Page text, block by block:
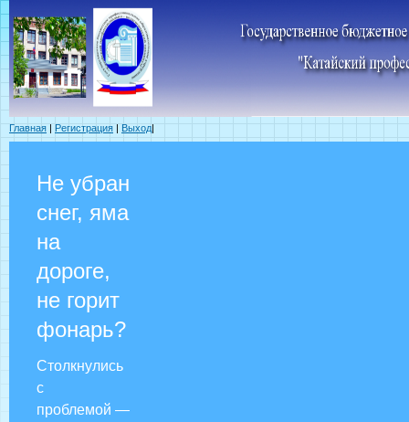
Главная | Регистрация | Выход|
Не убран
снег, яма
на
дороге,
не горит
фонарь?
Столкнулись
с
проблемой —